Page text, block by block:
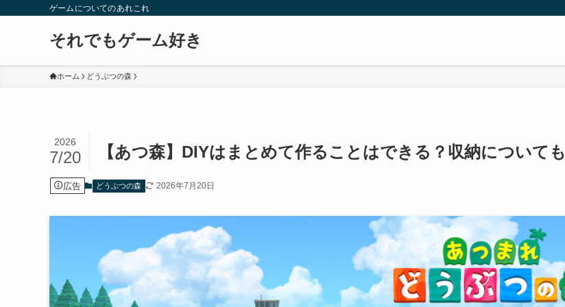
ゲームについてのあれこれ
それでもゲーム好き
ホーム どうぶつの森
【あつ森】DIYはまとめて作ることはできる？収納についても
2026
7/20
広告 どうぶつの森 2026年7月20日